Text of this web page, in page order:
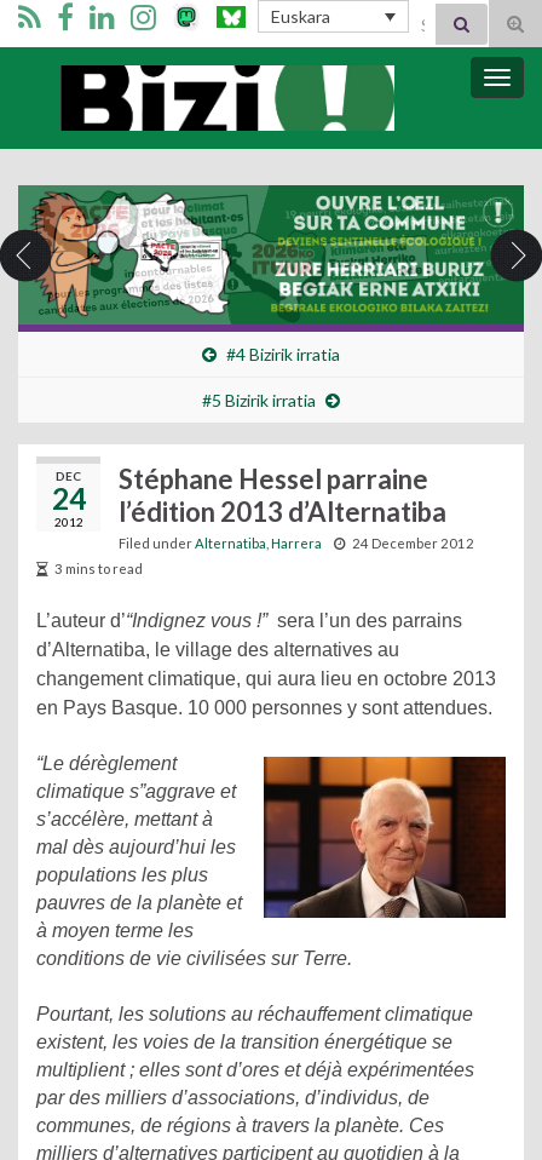
Euskara Search for:
Bizi Mugimendua
#4 Bizirik irratia
#5 Bizirik irratia
DEC
24
2012
Stéphane Hessel parraine
l’édition 2013 d’Alternatiba
Filed underAlternatiba Harrera
24 December 2012
3 mins to read
L’auteur d’“Indignez vous !”sera l’un des parrains
d’Alternatiba, le village des alternatives au
changement climatique, qui aura lieu en octobre 2013
en Pays Basque. 10 000 personnes y sont attendues.
“Le dérèglement
climatique s”aggrave et
s’accélère, mettant à
mal dès aujourd’hui les
populations les plus
pauvres de la planète et
à moyen terme les
conditions de vie civilisées sur Terre.
Pourtant, les solutions au réchauffement climatique
existent, les voies de la transition énergétique se
multiplient ; elles sont d’ores et déjà expérimentées
par des milliers d’associations, d’individus, de
communes, de régions à travers la planète. Ces
milliers d’alternatives participent au quotidien à la